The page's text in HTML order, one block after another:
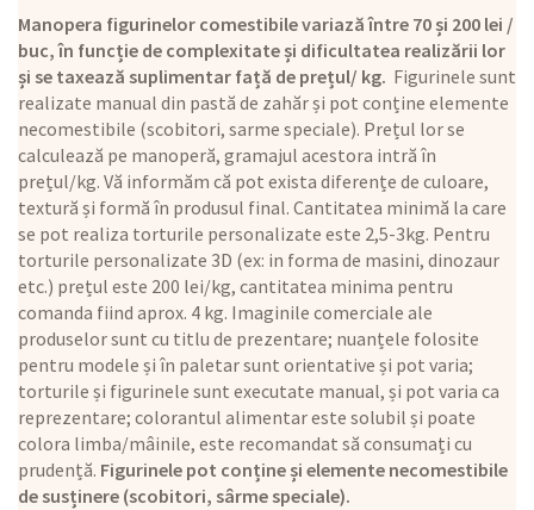
Manopera figurinelor comestibile variază între 70 și 200 lei /
buc, în funcție de complexitate și dificultatea realizării lor
și se taxează suplimentar față de prețul/ kg. Figurinele sunt
realizate manual din pastă de zahăr și pot conține elemente
necomestibile (scobitori, sarme speciale). Prețul lor se
calculează pe manoperă, gramajul acestora intră în
prețul/kg. Vă informăm că pot exista diferențe de culoare,
textură și formă în produsul final. Cantitatea minimă la care
se pot realiza torturile personalizate este 2,5-3kg. Pentru
torturile personalizate 3D (ex: in forma de masini, dinozaur
etc.) prețul este 200 lei/kg, cantitatea minima pentru
comanda fiind aprox. 4 kg. Imaginile comerciale ale
produselor sunt cu titlu de prezentare; nuanțele folosite
pentru modele și în paletar sunt orientative și pot varia;
torturile și figurinele sunt executate manual, și pot varia ca
reprezentare; colorantul alimentar este solubil și poate
colora limba/mâinile, este recomandat să consumați cu
prudență. Figurinele pot conține și elemente necomestibile
de susținere (scobitori, sârme speciale).